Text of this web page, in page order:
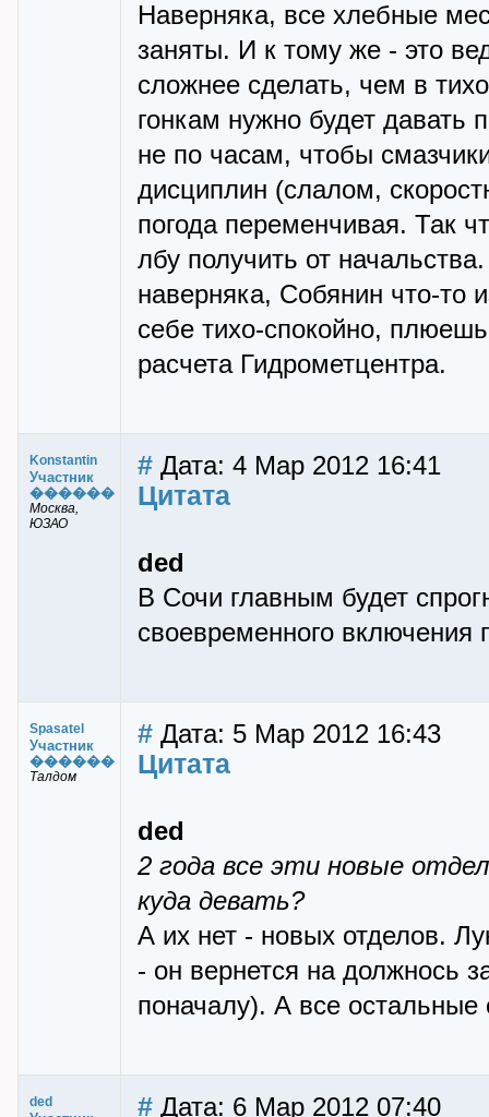
Наверняка, все хлебные
заняты. И к тому же - это
сложнее сделать, чем в
гонкам нужно будет давать
не по часам, чтобы
дисциплин (слалом,
погода переменчивая. Так
лбу получить от
наверняка, Собянин что-
себе тихо-спокойно,
расчета Гидрометцентра.
Konstantin
Участник
������
Москва,
ЮЗАО
# Дата: 4 Мар 2012 16:41
Цитата
ded
В Сочи главным будет
своевременного включения
Spasatel
Участник
������
Талдом
# Дата: 5 Мар 2012 16:43
Цитата
ded
2 года все эти новые
куда девать?
А их нет - новых отделов.
- он вернется на должнось
поначалу). А все остальные
ded # Дата: 6 Мар 2012 07:40